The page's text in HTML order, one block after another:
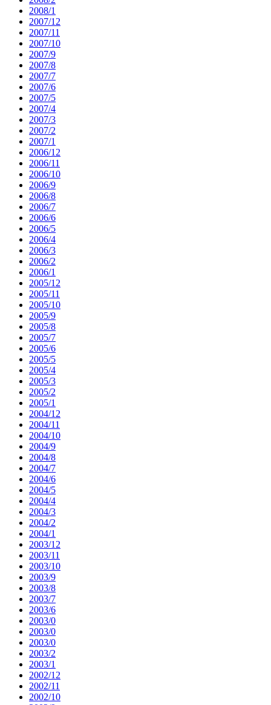
2008/1
2007/12
2007/11
2007/10
2007/9
2007/8
2007/7
2007/6
2007/5
2007/4
2007/3
2007/2
2007/1
2006/12
2006/11
2006/10
2006/9
2006/8
2006/7
2006/6
2006/5
2006/4
2006/3
2006/2
2006/1
2005/12
2005/11
2005/10
2005/9
2005/8
2005/7
2005/6
2005/5
2005/4
2005/3
2005/2
2005/1
2004/12
2004/11
2004/10
2004/9
2004/8
2004/7
2004/6
2004/5
2004/4
2004/3
2004/2
2004/1
2003/12
2003/11
2003/10
2003/9
2003/8
2003/7
2003/6
2003/0
2003/0
2003/0
2003/2
2003/1
2002/12
2002/11
2002/10